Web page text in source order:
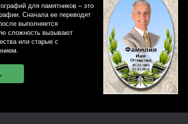
для памятников – это
Сначала ее переводят
выполняется
сложность вызывают
или старые с